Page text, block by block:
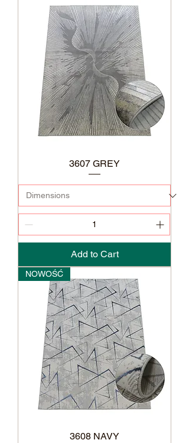
3607 GREY
Add to Cart
NOWOŚĆ
3608 NAVY